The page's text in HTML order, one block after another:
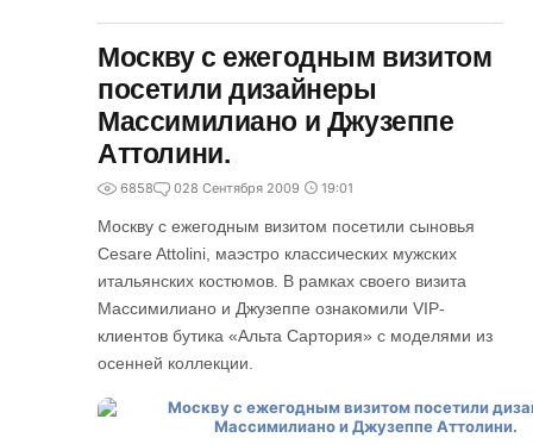
Москву с ежегодным визитом
посетили дизайнеры
Массимилиано и Джузеппе
Аттолини.
6858 028 Сентября 2009 19:01
Москву с ежегодным визитом посетили сыновья
Cesare Attolini, маэстро классических мужских
итальянских костюмов. В рамках своего визита
Массимилиано и Джузеппе ознакомили VIP-
клиентов бутика «Альта Сартория» с моделями из
осенней коллекции.